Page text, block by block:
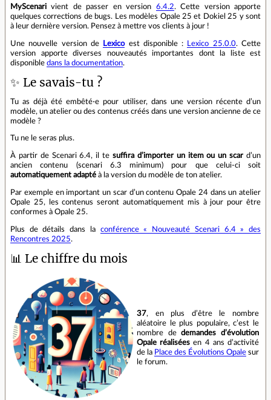
MyScenari vient de passer en version 6.4.2. Cette version apporte
quelques corrections de bugs. Les modèles Opale 25 et Dokiel 25 y sont
à leur dernière version. Pensez à mettre vos clients à jour !
Une nouvelle version de Lexicoest disponible : Lexico 25.0.0. Cette
version apporte diverses nouveautés importantes dont la liste est
disponible dans la documentation.
✨ Le savais-tu ?
Tu as déjà été embêté⋅e pour utiliser, dans une version récente d’un
modèle, un atelier ou des contenus créés dans une version ancienne de ce
modèle ?
Tu ne le seras plus.
À partir de Scenari 6.4, il te suffira d’importer un item ou un scard’un
ancien contenu (scenari 6.3 minimum) pour que celui-ci soit
automatiquement adapté à la version du modèle de ton atelier.
Par exemple en important un scar d’un contenu Opale 24 dans un atelier
Opale 25, les contenus seront automatiquement mis à jour pour être
conformes à Opale 25.
Plus de détails dans la conférence « Nouveauté Scenari 6.4 » des
Rencontres 2025.
📊 Le chiffre du mois
37, en plus d’être le nombre
aléatoire le plus populaire, c’est le
nombre dedemandes d’évolution
Opale réalisées en 4 ans d’activité
de la Place des Évolutions Opale sur
le forum.